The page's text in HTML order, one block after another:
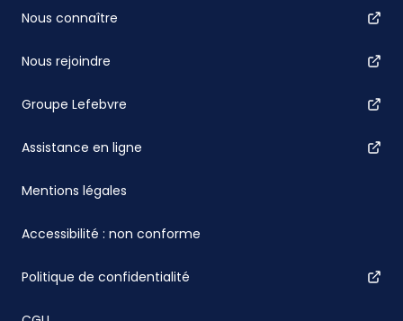
Nous connaître
Nous rejoindre
Groupe Lefebvre
Assistance en ligne
Mentions légales
Accessibilité : non conforme
Politique de confidentialité